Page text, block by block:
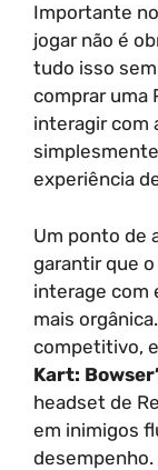
Importante
jogar não é
tudo isso
comprar uma
interagir com
experiência
Um ponto de
garantir que
interage com
mais
competitivo,
Kart:
headset de
em inimigos
desempenho.